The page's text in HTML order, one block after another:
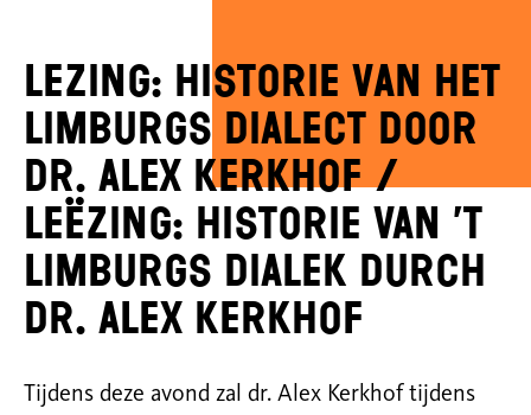
Lezing: Historie van het
Limburgs dialect door
Dr. Alex Kerkhof /
LEËZING: HISTORIE VAN ’T
LIMBURGS DIALEK DURCH
DR. ALEX KERKHOF
Tijdens deze avond zal dr. Alex Kerkhof tijdens